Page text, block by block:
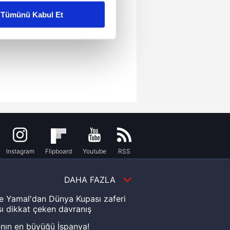
kullanılmaktadır. Bu
sunulması
ve sitemizde ilgili
Tümünü Kabul Et
Instagram Flipboard Youtube RSS
DAHA FAZLA
Yamal'dan Dünya Kupası zaferi
dikkat çeken davranış
en büyüğü İspanya!